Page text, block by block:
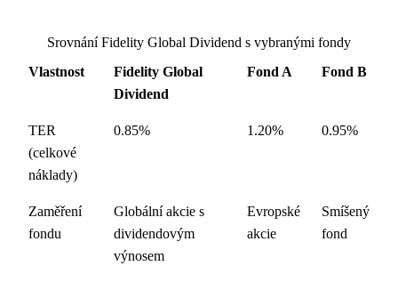
Srovnání Fidelity Global Dividend s vybranými fondy
Vlastnost
Fidelity Global
Dividend
Fond A Fond B
TER
(celkové
náklady)
0.85% 1.20% 0.95%
Zaměření
fondu
Globální akcie s
dividendovým
výnosem
Evropské
akcie
Smíšený
fond